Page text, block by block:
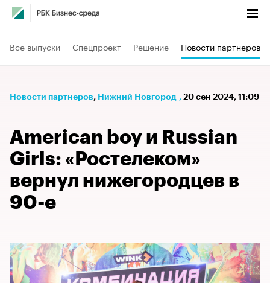
Все выпуски Спецпроект Решение Новости партнеров
Новости партнеров⁠, Нижний Новгород , 20 сен 2024, 11:09
American boy и Russian
Girls: «Ростелеком»
вернул нижегородцев в
90-е